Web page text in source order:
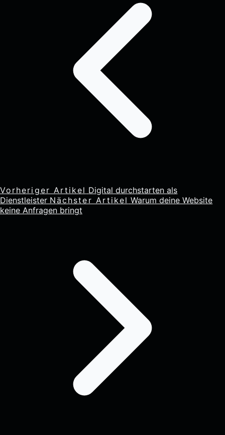
Vorheriger Artikel Digital durchstarten als
Dienstleister Nächster Artikel Warum deine Website
keine Anfragen bringt